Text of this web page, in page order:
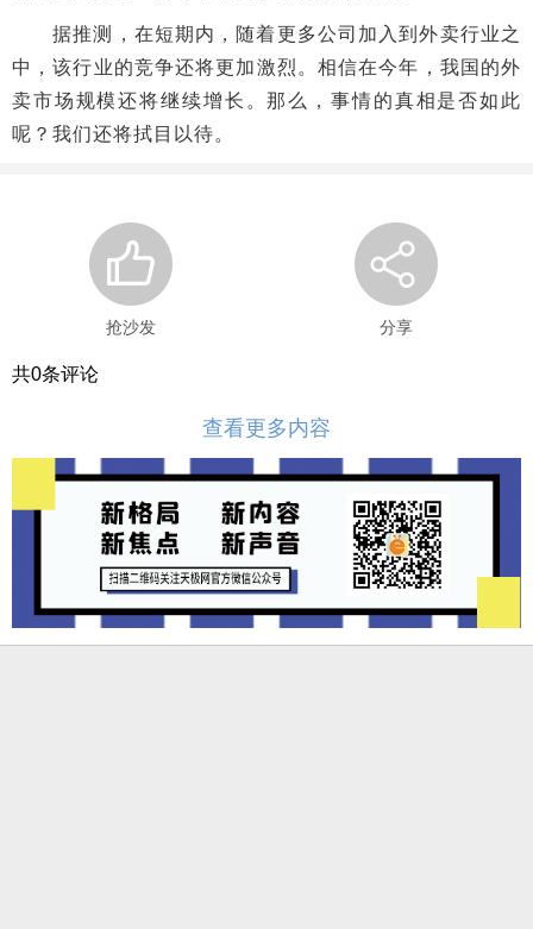
据推测，在短期内，随着更多公司加入到外卖行业之
中，该行业的竞争还将更加激烈。相信在今年，我国的外
卖市场规模还将继续增长。那么，事情的真相是否如此
呢？我们还将拭目以待。
抢沙发 分享
共0条评论
查看更多内容